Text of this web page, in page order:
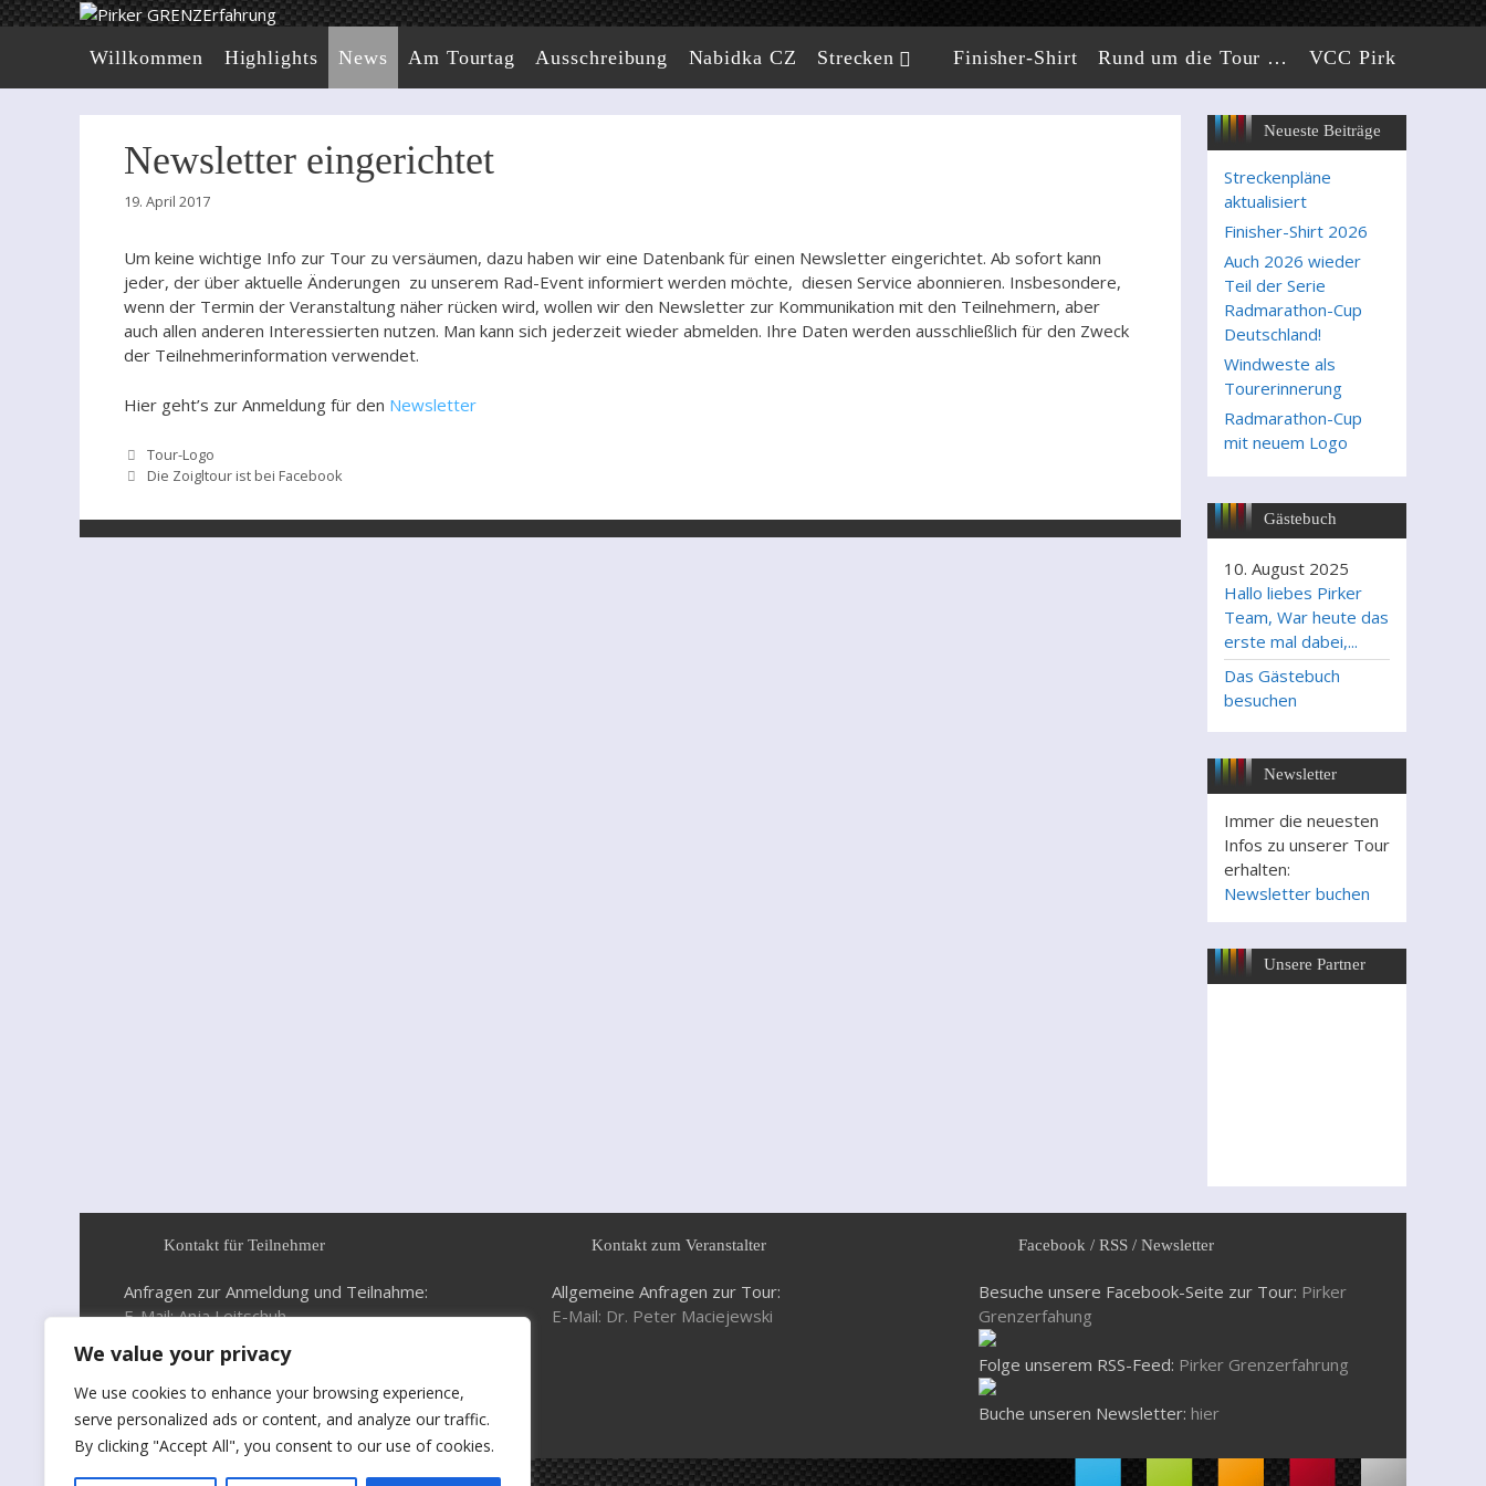
We value your privacy
We use cookies to enhance your browsing experience,
serve personalized ads or content, and analyze our traffic.
By clicking "Accept All", you consent to our use of cookies.
Zum
Willkommen Highlights News Am Tourtag Ausschreibung Nabidka CZ Strecken Finisher-Shirt Rund um die Tour … VCC Pirk
Newsletter eingerichtet
19. April 2017
Um keine wichtige Info zur Tour zu versäumen, dazu haben wir eine Datenbank für einen Newsletter eingerichtet. Ab sofort kann
jeder, der über aktuelle Änderungen zu unserem Rad-Event informiert werden möchte, diesen Service abonnieren. Insbesondere,
wenn der Termin der Veranstaltung näher rücken wird, wollen wir den Newsletter zur Kommunikation mit den Teilnehmern, aber
auch allen anderen Interessierten nutzen. Man kann sich jederzeit wieder abmelden. Ihre Daten werden ausschließlich für den Zweck
der Teilnehmerinformation verwendet.
Hier geht’s zur Anmeldung für den Newsletter
Tour-Logo
Die Zoigltour ist bei Facebook
Neueste Beiträge
Streckenpläne
aktualisiert
Finisher-Shirt 2026
Auch 2026 wieder
Teil der Serie
Radmarathon-Cup
Deutschland!
Windweste als
Tourerinnerung
Radmarathon-Cup
mit neuem Logo
Gästebuch
10. August 2025
Hallo liebes Pirker
Team, War heute das
erste mal dabei,...
Das Gästebuch
besuchen
Newsletter
Immer die neuesten
Infos zu unserer Tour
erhalten:
Newsletter buchen
Unsere Partner
Kontakt für Teilnehmer
Anfragen zur Anmeldung und Teilnahme:
E-Mail: Anja Leitschuh
Kontakt zum Veranstalter
Allgemeine Anfragen zur Tour:
E-Mail: Dr. Peter Maciejewski
Facebook / RSS / Newsletter
Besuche unsere Facebook-Seite zur Tour: Pirker
Grenzerfahung
Folge unserem RSS-Feed: Pirker Grenzerfahrung
Buche unseren Newsletter: hier